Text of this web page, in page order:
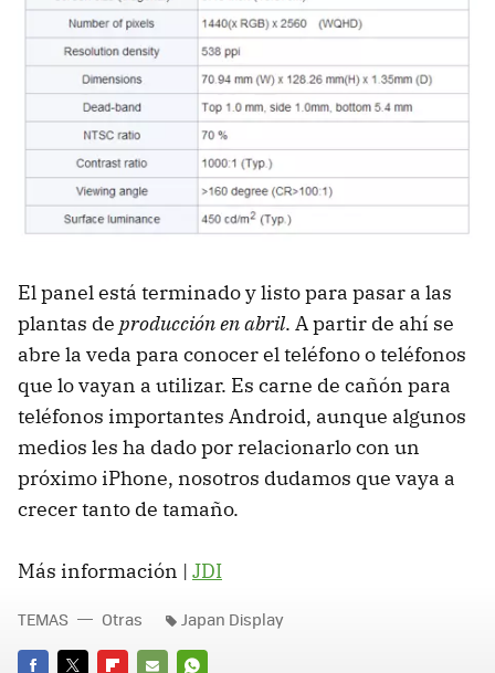
El panel está terminado y listo para pasar a las
plantas de producción en abril. A partir de ahí se
abre la veda para conocer el teléfono o teléfonos
que lo vayan a utilizar. Es carne de cañón para
teléfonos importantes Android, aunque algunos
medios les ha dado por relacionarlo con un
próximo iPhone, nosotros dudamos que vaya a
crecer tanto de tamaño.
Más información | JDI
TEMAS Otras Japan Display